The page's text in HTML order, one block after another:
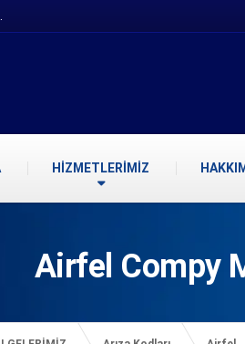
HİZMETLERİMİZ
Airfel Compy